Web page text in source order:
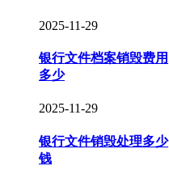
2025-11-29
银行文件档案销毁费用
多少
2025-11-29
银行文件销毁处理多少
钱